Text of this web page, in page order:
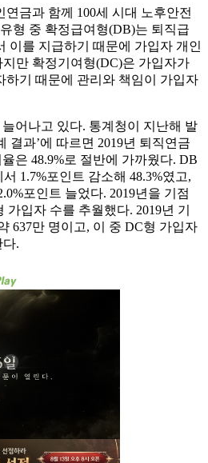
금과 함께 100세 시대 노후안전
형 중 확정급여형(DB)는 퇴직급
이를 지급하기 때문에 가입자 개인
만 확정기여형(DC)은 가입자가
하기 때문에 관리와 책임이 가입자
어나고 있다. 통계청이 지난해 발
결과’에 따르면 2019년 퇴직연금
은 48.9%로 절반에 가까웠다. DB
1.7%포인트 감소해 48.3%였고,
포인트 늘었다. 2019년을 기점
입자 수를 추월했다. 2019년 기
637만 명이고, 이 중 DC형 가입자
다.